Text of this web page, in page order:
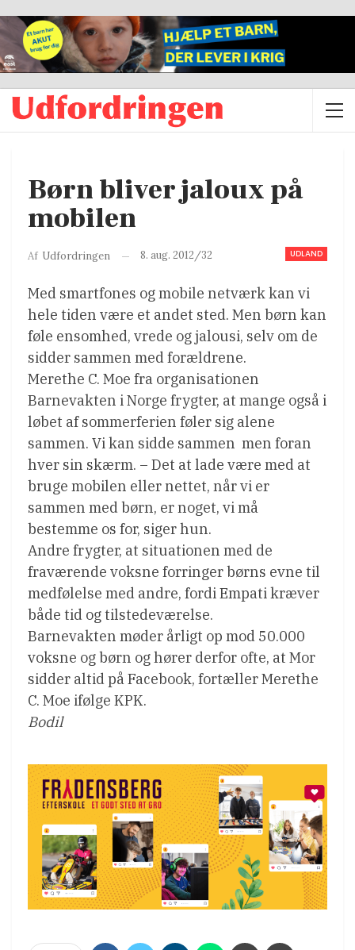
Børn bliver jaloux på
mobilen
UDLAND
Af Udfordringen 8. aug. 2012/32
Med smartfones og mobile netværk kan vi
hele tiden være et andet sted. Men børn kan
føle ensomhed, vrede og jalousi, selv om de
sidder sammen med forældrene.
Merethe C. Moe fra organisationen
Barnevakten i Norge frygter, at mange også i
løbet af sommerferien føler sig alene
sammen. Vi kan sidde sammen  men foran
hver sin skærm. – Det at lade være med at
bruge mobilen eller nettet, når vi er
sammen med børn, er noget, vi må
bestemme os for, siger hun.
Andre frygter, at situationen med de
fraværende voksne forringer børns evne til
medfølelse med andre, fordi Empati kræver
både tid og tilstedeværelse.
Barnevakten møder årligt op mod 50.000
voksne og børn og hører derfor ofte, at Mor
sidder altid på Facebook, fortæller Merethe
C. Moe ifølge KPK.
Bodil